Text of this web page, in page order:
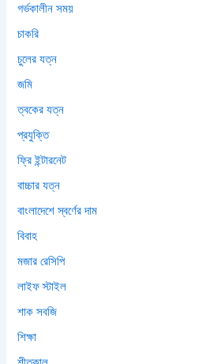
গর্ভকালীন সময়
চাকরি
চুলের যত্ন
জমি
ত্বকের যত্ন
প্রযুক্তি
ফ্রি ইন্টারনেট
বাচ্চার যত্ন
বাংলাদেশে স্বর্ণের দাম
বিবাহ
মজার রেসিপি
লাইফ স্টাইল
শাক সবজি
শিক্ষা